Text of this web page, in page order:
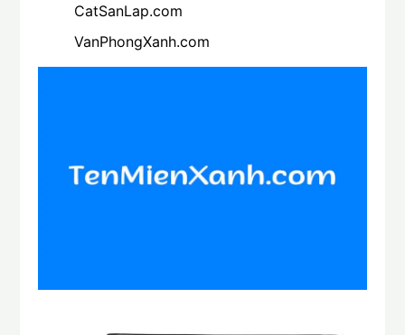
CatSanLap.com
VanPhongXanh.com